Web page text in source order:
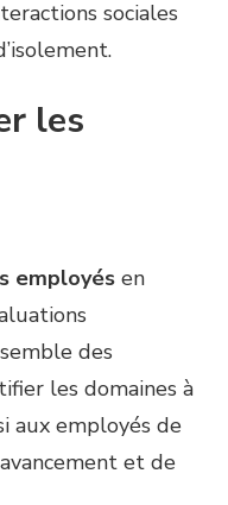
sociales
les
employés en
des
les domaines à
aux employés de
et de